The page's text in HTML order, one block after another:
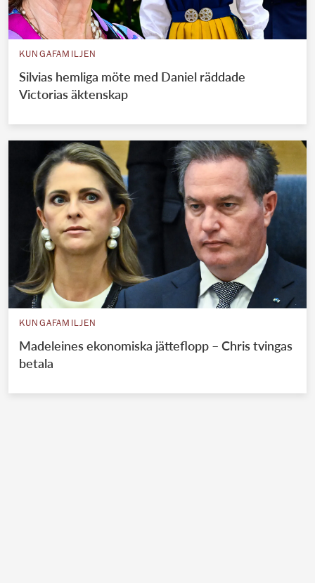
KUNGAFAMILJEN
Silvias hemliga möte med Daniel räddade
Victorias äktenskap
KUNGAFAMILJEN
Madeleines ekonomiska jätteflopp – Chris tvingas
betala